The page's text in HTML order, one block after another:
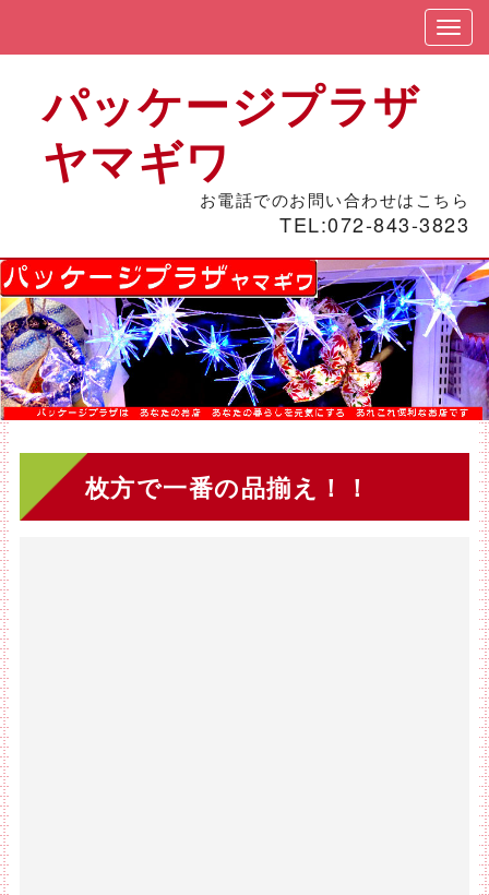
パッケージプラザ
ヤマギワ
お電話でのお問い合わせはこちら
TEL:072-843-3823
枚方で一番の品揃え！！